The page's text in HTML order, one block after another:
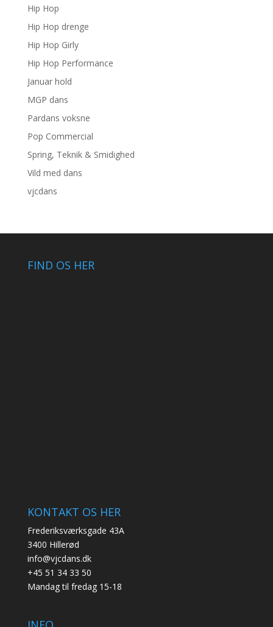
Hip Hop
Hip Hop drenge
Hip Hop Girly
Hip Hop Performance
Januar hold
MGP dans
Pardans voksne
Pop Commercial
Spring, Teknik & Smidighed
Vild med dans
vjcdans
FIND OS HER
KONTAKT OS HER
Frederiksværksgade 43A
3400 Hillerød
info@vjcdans.dk
+45 51 34 33 50
Mandag til fredag 15-18